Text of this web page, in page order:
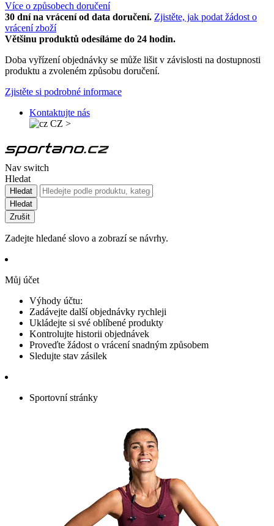
Více o způsobech doručení
30 dní na vrácení od data doručení. Zjistěte, jak podat žádost o
vrácení zboží
Většinu produktů odesíláme do 24 hodin.
Doba vyřízení objednávky se může lišit v závislosti na dostupnosti
produktu a zvoleném způsobu doručení.
Zjistěte si podrobné informace
Kontaktujte nás
CZ >
Nav switch
Hledat
Hledat
Hledat
Zrušit
Zadejte hledané slovo a zobrazí se návrhy.
Můj účet
Výhody účtu:
Zadávejte další objednávky rychleji
Ukládejte si své oblíbené produkty
Kontrolujte historii objednávek
Proveďte žádost o vrácení snadným způsobem
Sledujte stav zásilek
Sportovní stránky